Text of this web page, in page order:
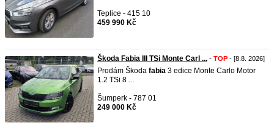
Teplice - 415 10
459 990 Kč
Škoda Fabia III TSi Monte Carl ... - TOP - [8.8. 2026]
Prodám Škoda fabia 3 edice Monte Carlo Motor
1.2 TSi 8 ...
Šumperk - 787 01
249 000 Kč